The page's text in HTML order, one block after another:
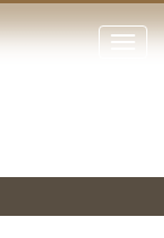
點
閉
站
停、
圖
圖
結